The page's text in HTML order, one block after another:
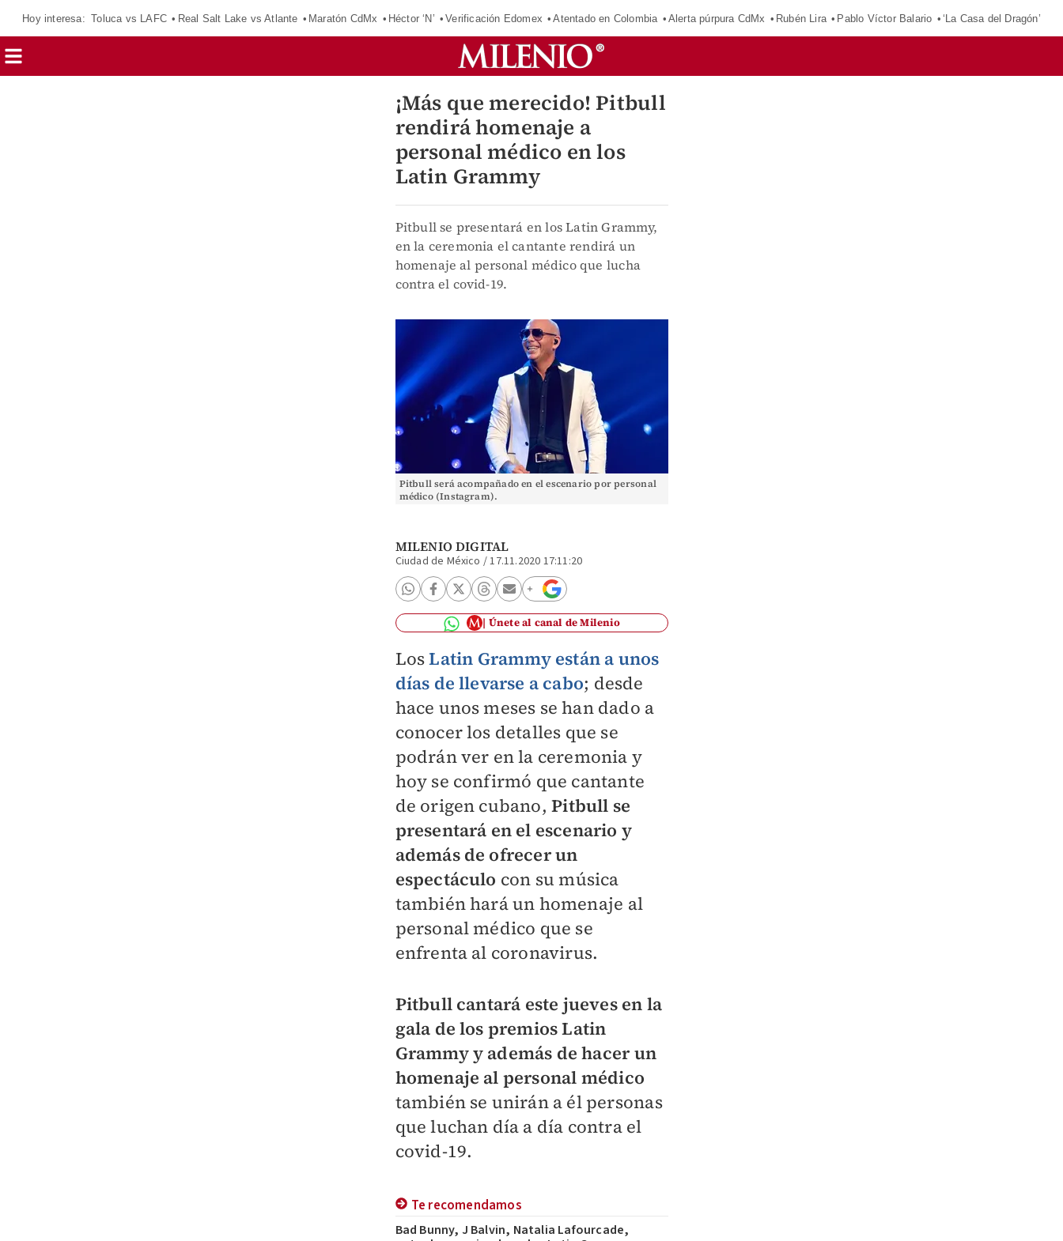
Hoy interesa: Toluca vs LAFC Real Salt Lake vs Atlante Maratón CdMx Héctor ‘N’ Verificación Edomex Atentado en Colombia Alerta púrpura CdMx Rubén Lira Pablo Víctor Balario ‘La Casa del Dragón’
¡Más que merecido! Pitbull
rendirá homenaje a
personal médico en los
Latin Grammy
Pitbull se presentará en los Latin Grammy,
en la ceremonia el cantante rendirá un
homenaje al personal médico que lucha
contra el covid-19.
Pitbull será acompañado en el escenario por personal
médico (Instagram).
MILENIO DIGITAL
Ciudad de México /17.11.2020 17:11:20
Únete al canal de Milenio
LosLatin Grammy están a unos
días de llevarse a cabo; desde
hace unos meses se han dado a
conocer los detalles que se
podrán ver en la ceremonia y
hoy se confirmó que cantante
de origen cubano,Pitbull se
presentará en el escenario y
además de ofrecer un
espectáculo con su música
también hará un homenaje al
personal médico que se
enfrenta al coronavirus.
Pitbull cantará este jueves en la
gala de los premios Latin
Grammy y además de hacer un
homenaje al personal médico
también se unirán a él personas
que luchan día a día contra el
covid-19.
Te recomendamos
Bad Bunny, J Balvin, Natalia Lafourcade,